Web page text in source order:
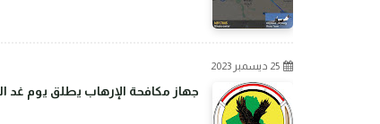
25 ديسمبر 2023
جهاز مكافحة الإرهاب يطلق يوم غد